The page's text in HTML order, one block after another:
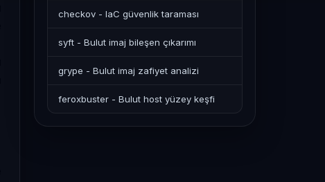
checkov - IaC güvenlik taraması
syft - Bulut imaj bileşen çıkarımı
grype - Bulut imaj zafiyet analizi
feroxbuster - Bulut host yüzey keşfi